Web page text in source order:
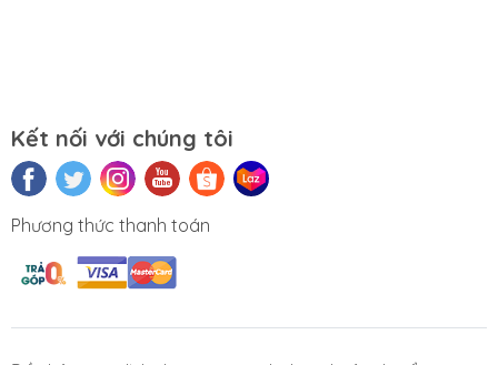
Đồng Tâm- Quận Hai Bà Trưng- Hà Nội.
Website: https://tuongchilam.com
Kết nối với chúng tôi
Phương thức thanh toán